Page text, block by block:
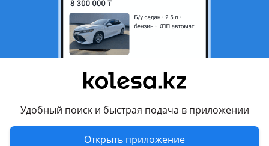
Удобный поиск и быстрая подача в приложении
Открыть приложение
Подходит на авто
Skoda Yeti
2013 - 2018 1 поколение рестайлинг (5L), 2009 - 2014 1
Комментарий продавца
И другие запчасти по этому авто!